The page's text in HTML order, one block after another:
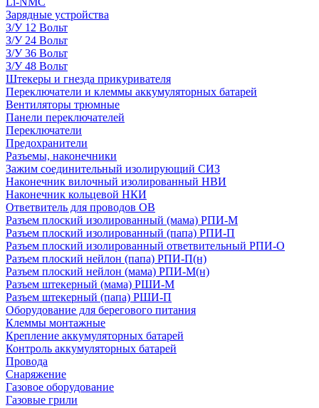
Зарядные устройства
З/У 12 Вольт
З/У 24 Вольт
З/У 36 Вольт
З/У 48 Вольт
Штекеры и гнезда прикуривателя
Переключатели и клеммы аккумуляторных батарей
Вентиляторы трюмные
Панели переключателей
Переключатели
Предохранители
Разъемы, наконечники
Зажим соединительный изолирующий СИЗ
Наконечник вилочный изолированный НВИ
Наконечник кольцевой НКИ
Ответвитель для проводов ОВ
Разъем плоский изолированный (мама) РПИ-М
Разъем плоский изолированный (папа) РПИ-П
Разъем плоский изолированный ответвительный РПИ-О
Разъем плоский нейлон (папа) РПИ-П(н)
Разъем плоский нейлон (мама) РПИ-М(н)
Разъем штекерный (мама) РШИ-М
Разъем штекерный (папа) РШИ-П
Оборудование для берегового питания
Клеммы монтажные
Крепление аккумуляторных батарей
Контроль аккумуляторных батарей
Провода
Снаряжение
Газовое оборудование
Газовые грили